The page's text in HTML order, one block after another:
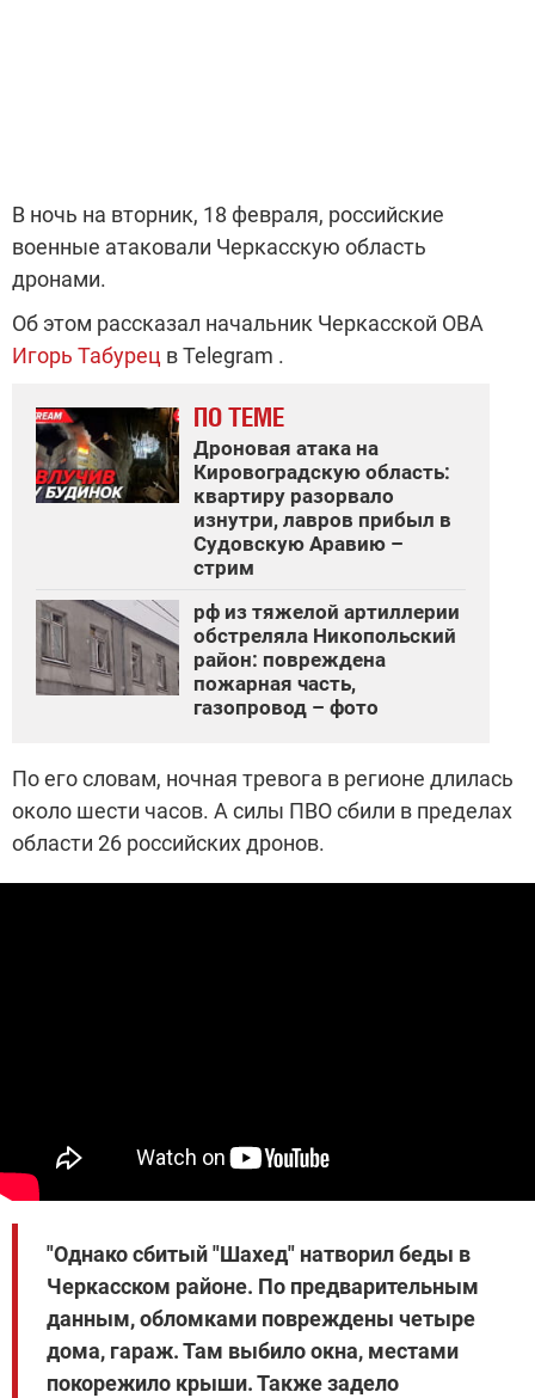
В ночь на вторник, 18 февраля, российские
военные атаковали Черкасскую область
дронами.
Об этом рассказал начальник Черкасской ОВА
Игорь Табурец вTelegram .
ПО ТЕМЕ
Дроновая атака на
Кировоградскую область:
квартиру разорвало
изнутри, лавров прибыл в
Судовскую Аравию –
стрим
рф из тяжелой артиллерии
обстреляла Никопольский
район: повреждена
пожарная часть,
газопровод – фото
По его словам, ночная тревога в регионе длилась
около шести часов. А силы ПВО сбили в пределах
области 26 российских дронов.
"Однако сбитый "Шахед" натворил беды в
Черкасском районе. По предварительным
данным, обломками повреждены четыре
дома, гараж. Там выбило окна, местами
покорежило крыши. Также задело